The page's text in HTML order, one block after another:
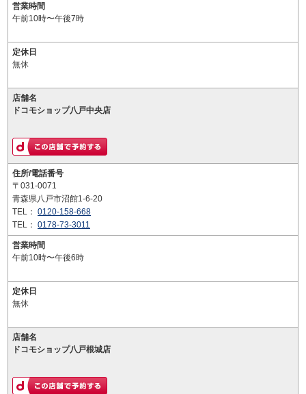
営業時間
午前10時〜午後7時
定休日
無休
店舗名
ドコモショップ八戸中央店
住所/電話番号
〒031-0071
青森県八戸市沼館1-6-20
TEL： 0120-158-668
TEL： 0178-73-3011
営業時間
午前10時〜午後6時
定休日
無休
店舗名
ドコモショップ八戸根城店